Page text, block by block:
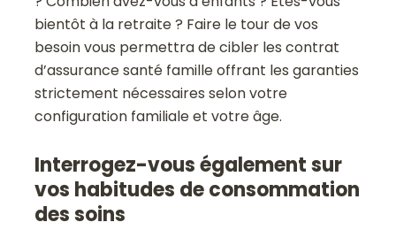
bientôt à la retraite ? Faire le tour de vos
besoin vous permettra de cibler les contrat
d’assurance santé famille offrant les garanties
strictement nécessaires selon votre
configuration familiale et votre âge.
Interrogez-vous également sur
vos habitudes de consommation
des soins